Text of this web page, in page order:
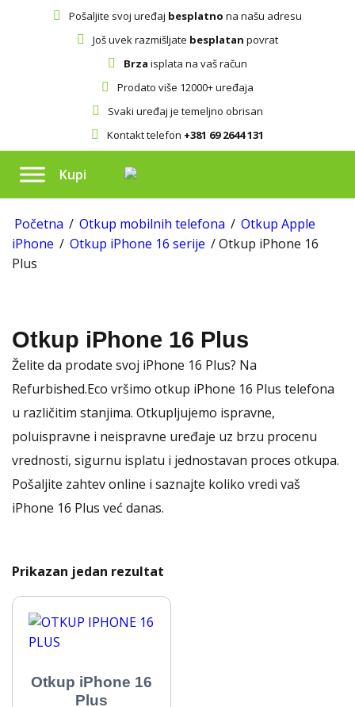
Pošaljite svoj uređaj besplatno na našu adresu
Još uvek razmišljate besplatan povrat
Brza isplata na vaš račun
Prodato više 12000+ uređaja
Svaki uređaj je temeljno obrisan
Kontakt telefon +381 69 2644 131
Kupi
Početna / Otkup mobilnih telefona / Otkup Apple
iPhone / Otkup iPhone 16 serije / Otkup iPhone 16
Plus
Otkup iPhone 16 Plus
Želite da prodate svoj iPhone 16 Plus? Na
Refurbished.Eco vršimo otkup iPhone 16 Plus telefona
u različitim stanjima. Otkupljujemo ispravne,
poluispravne i neispravne uređaje uz brzu procenu
vrednosti, sigurnu isplatu i jednostavan proces otkupa.
Pošaljite zahtev online i saznajte koliko vredi vaš
iPhone 16 Plus već danas.
Prikazan jedan rezultat
Otkup iPhone 16
Plus